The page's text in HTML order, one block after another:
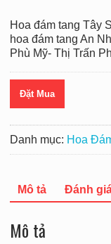
Hoa đám tang Tây
hoa đám tang An
Phù Mỹ- Thị Trấn
Đặt Mua
Danh mục: Hoa
Mô tả Đánh
Mô tả